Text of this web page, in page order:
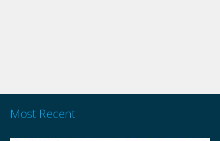
Most Recent